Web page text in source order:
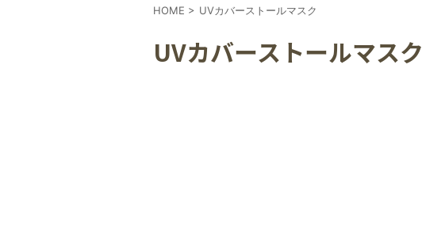
HOME > UVカバーストールマスク
UVカバーストールマスク